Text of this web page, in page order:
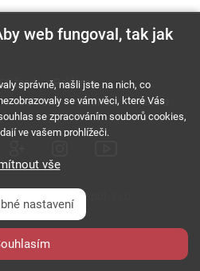
feed
Reklama
soukromí
Cookies Kariéra
2026 NetComp, spol. s r.o.
práva vyhrazena.
web fungoval, tak jak
správně, našli jste na nich, co
se vám věci, které Vás
se zpracováním souborů cookies,
ve vašem prohlížeči.
vše
nastavení